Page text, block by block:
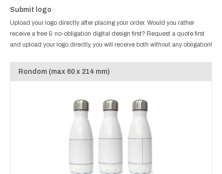
Submit logo
Upload your logo directly after placing your order. Would you rather
receive a free & no-obligation digital design first? Request a quote first
and upload your logo directly, you will receive both without any obligation!
Rondom (max 60 x 214 mm)